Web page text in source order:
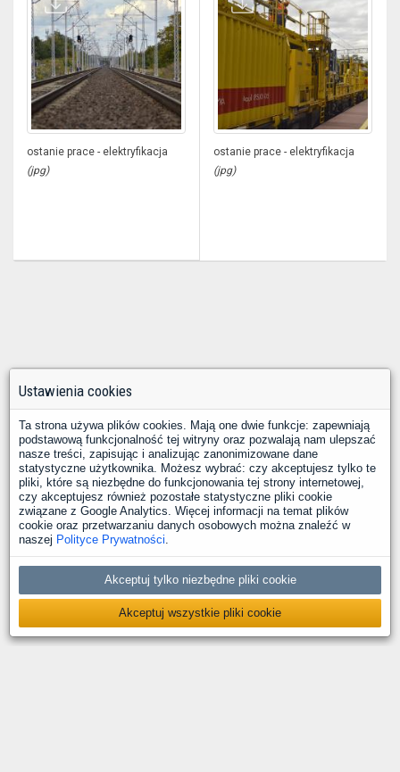
ostanie prace - elektryfikacja
(jpg)
ostanie prace - elektryfikacja
(jpg)
Ustawienia cookies
Ta strona używa plików cookies. Mają one dwie funkcje: zapewniają
podstawową funkcjonalność tej witryny oraz pozwalają nam ulepszać
nasze treści, zapisując i analizując zanonimizowane dane
statystyczne użytkownika. Możesz wybrać: czy akceptujesz tylko te
pliki, które są niezbędne do funkcjonowania tej strony internetowej,
czy akceptujesz również pozostałe statystyczne pliki cookie
związane z Google Analytics. Więcej informacji na temat plików
cookie oraz przetwarzaniu danych osobowych można znaleźć w
naszej Polityce Prywatności.
Akceptuj tylko niezbędne pliki cookie
Akceptuj wszystkie pliki cookie